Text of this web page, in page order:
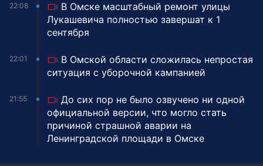
22:08
В Омске масштабный ремонт улицы
Лукашевича полностью завершат к 1
сентября
22:01
В Омской области сложилась непростая
ситуация с уборочной кампанией
21:55
До сих пор не было озвучено ни одной
официальной версии, что могло стать
причиной страшной аварии на
Ленинградской площади в Омске